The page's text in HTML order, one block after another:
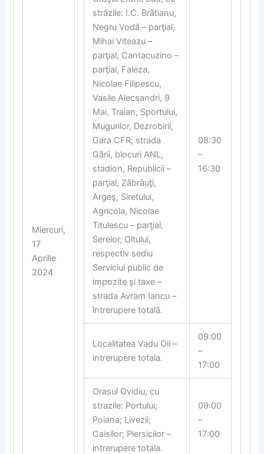
Miercuri,
17
Aprilie
2024
strãzile: I.C. Brãtianu,
Negru Vodã – parƫial,
Mihai Viteazu –
parƫial, Cantacuzino –
parƫial, Faleza,
Nicolae Filipescu,
Vasile Alecsandri, 9
Mai, Traian, Sportului,
Mugurilor, Dezrobirii,
Gara CFR; strada
Gãrii, blocuri ANL,
stadion, Republicii –
parƫial, Zãbrãuƫi,
Argeş, Siretului,
Agricola, Nicolae
Titulescu – parƫial,
Serelor, Oltului,
respectiv sediu
Serviciul public de
impozite şi taxe –
strada Avram Iancu –
întrerupere totalã.
08:30
–
16:30
Localitatea Vadu Oii –
intrerupere totala.
09:00
–
17:00
Orasul Ovidiu, cu
strazile: Portului;
Poiana; Livezii;
Caisilor; Piersicilor –
intrerupere totala.
09:00
–
17:00